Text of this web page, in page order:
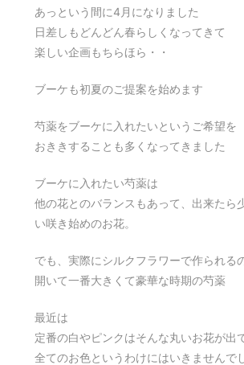
あっという間に4月になりました
日差しもどんどん春らしくなってきて
楽しい企画もちらほら・・
ブーケも初夏のご提案を始めます
芍薬をブーケに入れたいというご希望を
おききすることも多くなってきました
ブーケに入れたい芍薬は
他の花とのバランスもあって、出来たら
い咲き始めのお花。
でも、実際にシルクフラワーで作られる
開いて一番大きくて豪華な時期の芍薬
最近は
定番の白やピンクはそんな丸いお花が出
全てのお色というわけにはいきませんで